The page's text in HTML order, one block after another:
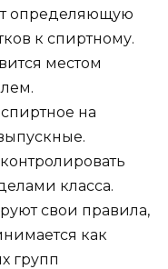
определяющую
к спиртному.
местом
на
класса.
свои правила,
как
групп